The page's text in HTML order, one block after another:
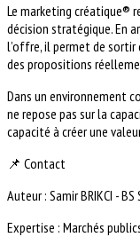
Le marketing créatique®
décision stratégique. En
l’offre, il permet de sortir
des propositions
Dans un environnement
ne repose pas sur la
capacité à créer une
📌 Contact
Auteur : Samir BRIKCI - BS
Expertise : Marchés